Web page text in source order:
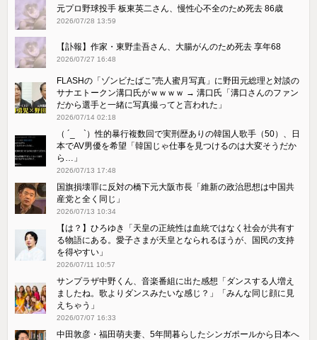
元プロ野球投手 板東英二さん、慢性心不全のため死去 86歳
2026/07/28 13:59
【訃報】作家・東野圭吾さん、大腸がんのため死去 享年68
2026/07/27 16:48
FLASHの「ゾンビたばこ”売人蜜月写真」に野田元総理と対談の
サナエトークン溝口氏がｗｗｗｗ → 溝口氏「溝口さんのファン
だから選手と一緒に写真撮ってと言われた」
2026/07/14 02:18
（ ´_ゝ`）性的暴行複数回で実刑歴ありの韓国人歌手（50）、日
本でAV男優を希望「韓国じゃ仕事を見つけるのは大変そうだか
ら…」
2026/07/13 17:48
国旗損壊罪に反対の橋下元大阪市長「維新の政治思想は中国共
産党と全く同じ」
2026/07/13 10:34
【は？】ひろゆき「天皇の正統性は血統ではなく社会が共有す
る物語にある。愛子さまが天皇となられるほうが、国民の支持
を得やすい」
2026/07/11 10:57
サンプラザ中野くん、音楽番組に出た感想「ダンスする人増え
ましたね。歌よりダンスみたいな感じ？」「みんな同じ顔に見
えちゃう」
2026/07/07 16:33
中田敦彦・福田萌夫妻、5年間暮らしたシンガポールから日本へ